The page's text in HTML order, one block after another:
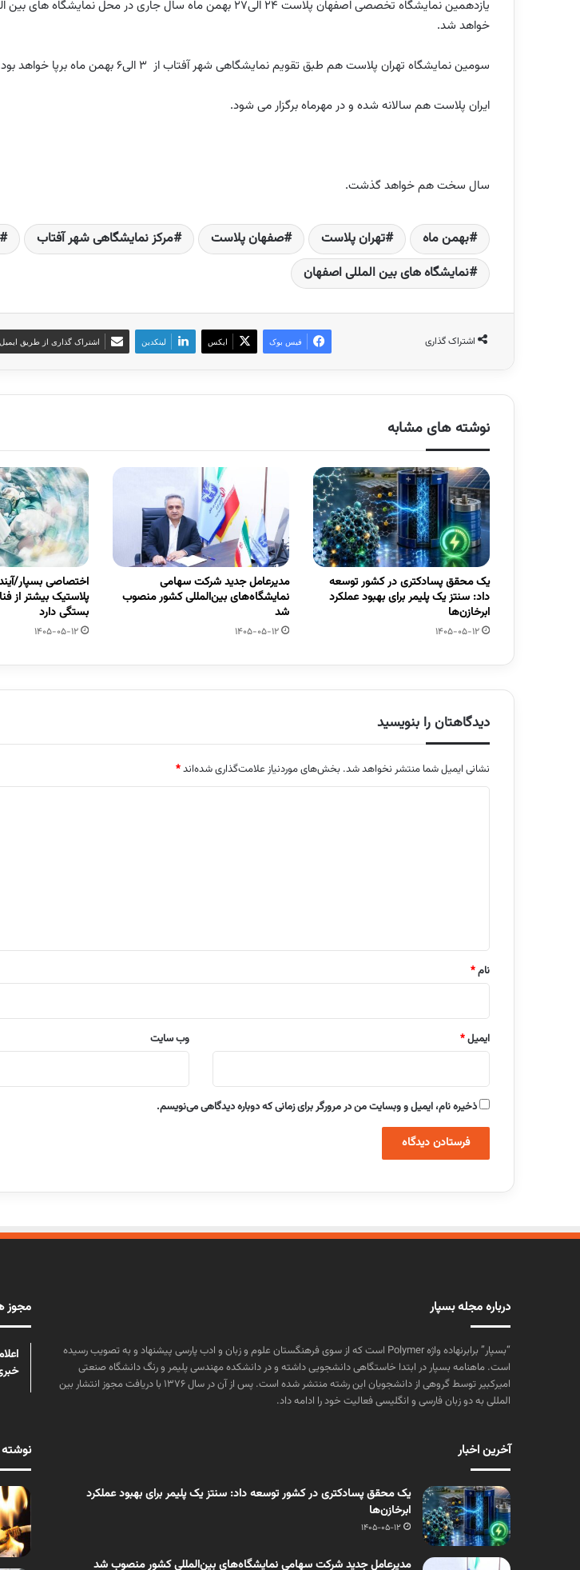
یازدهمین نمایشگاه تخصصی اصفهان پلاست 24 الی27 بهمن ماه سال جاری در محل
خواهد شد.
سومین نمایشگاه تهران پلاست هم طبق تقویم نمایشگاهی شهر آفتاب از 3 الی6 بهمن ماه برپا خواهد بود.
ایران پلاست هم سالانه شده و در مهرماه برگزار می شود.
سال سخت هم خواهد گذشت.
بهمن ماه تهران پلاست صفهان پلاست مرکز نمایشگاهی شهر آفتاب
نمایشگاه های بین المللی اصفهان
اشتراک گذاری فیس بوک ایکس لینکدین اشتراک گذاری از طریق ایمیل
نوشته های مشابه
یک محقق پسادکتری در کشور توسعه
داد: سنتز یک پلیمر برای بهبود عملکرد
ابرخازن‌ها
1405-05-12
مدیرعامل جدید شرکت سهامی
نمایشگاه‌های بین‌المللی کشور منصوب
شد
1405-05-12
اختصاصی بسپار/
پلاستیک بیشتر از
بستگی دارد
1405-05-12
دیدگاهتان را بنویسید
نشانی ایمیل شما منتشر نخواهد شد. بخش‌های موردنیاز علامت‌گذاری شده‌اند*
نام*
ایمیل* وب‌ سایت
ذخیره نام، ایمیل و وبسایت من در مرورگر برای زمانی که دوباره دیدگاهی می‌نویسم.
درباره مجله بسپار
“بسپار” برابرنهاده واژه Polymer است که از سوی فرهنگستان علوم و زبان و ادب پارسی پیشنهاد و به تصویب رسیده
است. ماهنامه بسپار در ابتدا خاستگاهی دانشجویی داشته و در دانشکده مهندسی پلیمر و رنگ دانشگاه صنعتی
امیرکبیر توسط گروهی از دانشجویان این رشته منتشر شده است. پس از آن در سال ۱۳۷۶ با دریافت مجوز انتشار بین
المللی به دو زبان فارسی و انگلیسی فعالیت خود را ادامه داد.
مجوز
آخرین اخبار
یک محقق پسادکتری در کشور توسعه داد: سنتز یک پلیمر برای بهبود عملکرد
ابرخازن‌ها
1405-05-12
مدیرعامل جدید شرکت سهامی نمایشگاه‌های بین‌المللی کشور منصوب شد